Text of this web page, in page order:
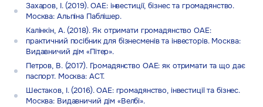
Захаров, І. (2019). ОАЕ: інвестиції, бізнес та громадянство.
Москва: Альпіна Паблішер.
Калінкін, А. (2018). Як отримати громадянство ОАЕ:
практичний посібник для бізнесменів та інвесторів. Москва:
Видавничий дім «Пітер».
Петров, В. (2017). Громадянство ОАЕ: як отримати та що дає
паспорт. Москва: АСТ.
Шестаков, І. (2016). ОАЕ: громадянство, інвестиції та бізнес.
Москва: Видавничий дім «Велбі».